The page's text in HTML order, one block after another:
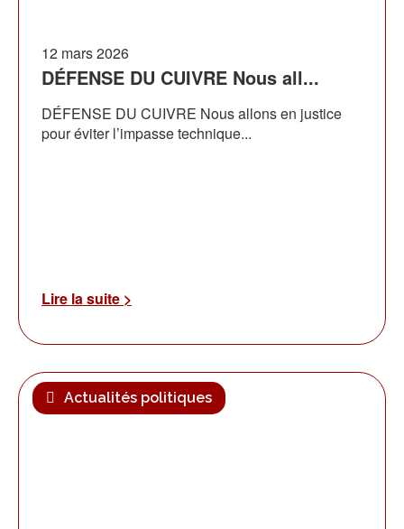
12 mars 2026
DÉFENSE DU CUIVRE Nous all...
DÉFENSE DU CUIVRE Nous allons en justice
pour éviter l’impasse technique...
Lire la suite >
Actualités politiques